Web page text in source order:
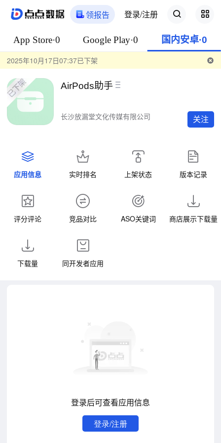
领报告 登录/注册
App Store·0 Google Play·0 国内安卓·0
2025年10月17日07:37已下架
AirPods助手
长沙放漏堂文化传媒有限公司 关注
应用信息 实时排名 上架状态 版本记录
评分评论 竞品对比 ASO关键词 商店展示下载量
下载量 同开发者应用
登录后可查看应用信息
登录/注册